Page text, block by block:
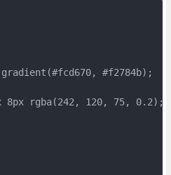
#f2784b);
8px rgba(242, 120, 75, 0.2);